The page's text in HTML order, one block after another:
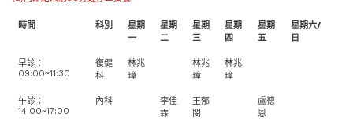
時間 科別
星期
一
星期
二
星期
三
星期
四
星期
五
星期六/
日
早診：
09:00~11:30
復健
科
林兆
璋
林兆
璋
林兆
璋
午診：
14:00~17:00
內科
李佳
霖
王郁
閔
盧德
恩